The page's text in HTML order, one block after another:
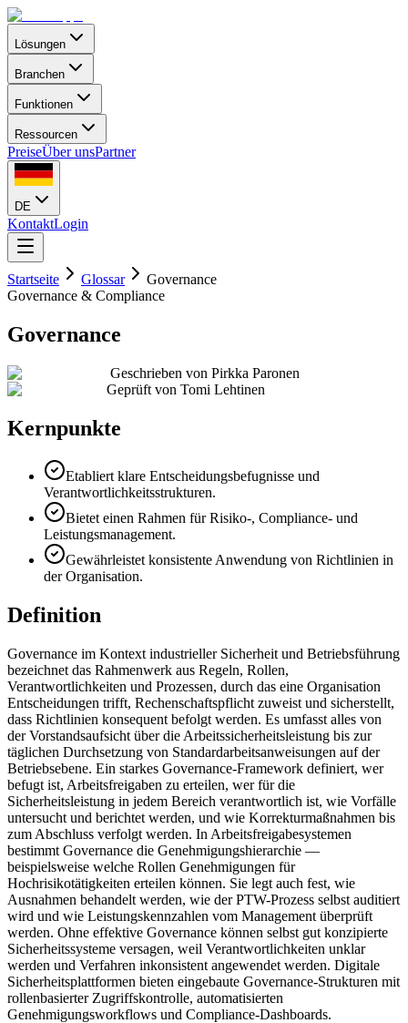
Lösungen
Branchen
Funktionen
Ressourcen
PreiseÜber unsPartner
DE
KontaktLogin
Startseite Glossar
Governance
Governance & Compliance
Governance
Geschrieben von Pirkka Paronen
Geprüft von Tomi Lehtinen
Kernpunkte
Etabliert klare Entscheidungsbefugnisse und
Verantwortlichkeitsstrukturen.
Bietet einen Rahmen für Risiko-, Compliance- und
Leistungsmanagement.
Gewährleistet konsistente Anwendung von Richtlinien in
der Organisation.
Definition
Governance im Kontext industrieller Sicherheit und Betriebsführung
bezeichnet das Rahmenwerk aus Regeln, Rollen,
Verantwortlichkeiten und Prozessen, durch das eine Organisation
Entscheidungen trifft, Rechenschaftspflicht zuweist und sicherstellt,
dass Richtlinien konsequent befolgt werden. Es umfasst alles von
der Vorstandsaufsicht über die Arbeitssicherheitsleistung bis zur
täglichen Durchsetzung von Standardarbeitsanweisungen auf der
Betriebsebene. Ein starkes Governance-Framework definiert, wer
befugt ist, Arbeitsfreigaben zu erteilen, wer für die
Sicherheitsleistung in jedem Bereich verantwortlich ist, wie Vorfälle
untersucht und berichtet werden, und wie Korrekturmaßnahmen bis
zum Abschluss verfolgt werden. In Arbeitsfreigabesystemen
bestimmt Governance die Genehmigungshierarchie —
beispielsweise welche Rollen Genehmigungen für
Hochrisikotätigkeiten erteilen können. Sie legt auch fest, wie
Ausnahmen behandelt werden, wie der PTW-Prozess selbst auditiert
wird und wie Leistungskennzahlen vom Management überprüft
werden. Ohne effektive Governance können selbst gut konzipierte
Sicherheitssysteme versagen, weil Verantwortlichkeiten unklar
werden und Verfahren inkonsistent angewendet werden. Digitale
Sicherheitsplattformen bieten eingebaute Governance-Strukturen mit
rollenbasierter Zugriffskontrolle, automatisierten
Genehmigungsworkflows und Compliance-Dashboards.